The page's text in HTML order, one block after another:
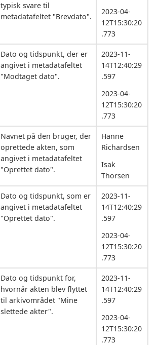
typisk svare til
metadatafeltet "Brevdato".
2023-04-
12T15:30:20
.773
Dato og tidspunkt, der er
angivet i metadatafeltet
"Modtaget dato".
2023-11-
14T12:40:29
.597
2023-04-
12T15:30:20
.773
Navnet på den bruger, der
oprettede akten, som
angivet i metadatafeltet
"Oprettet dato".
Hanne
Richardsen
Isak
Thorsen
Dato og tidspunkt, som er
angivet i metadatafeltet
"Oprettet dato".
2023-11-
14T12:40:29
.597
2023-04-
12T15:30:20
.773
Dato og tidspunkt for,
hvornår akten blev flyttet
til arkivområdet "Mine
slettede akter".
2023-11-
14T12:40:29
.597
2023-04-
12T15:30:20
.773